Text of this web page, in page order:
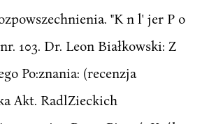
"K n l' jer P o
103. Dr. Leon Białkowski: Z
Po:znania: (recenzja
Akt. RadlZieckich